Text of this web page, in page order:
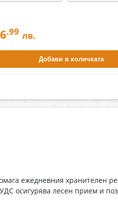
.99 лв.
Добави в количката
ежедневния хранителен
осигурява лесен прием и